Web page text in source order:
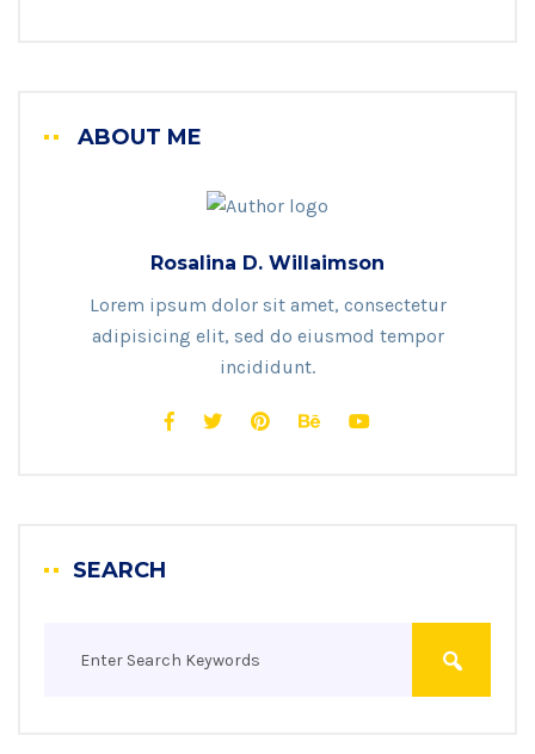
ABOUT ME
Rosalina D. Willaimson
Lorem ipsum dolor sit amet, consectetur
adipisicing elit, sed do eiusmod tempor
incididunt.
SEARCH